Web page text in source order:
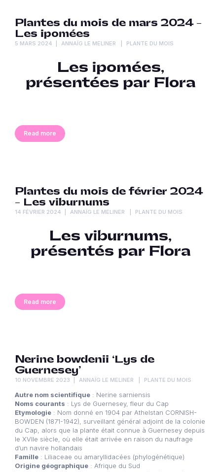
Plantes du mois de mars 2024 –
Les ipomées
5 MARS 2024 ANNAÏG LE MELINER PLANTE DU MOIS
Les ipomées,
présentées par Flora
Read more
Plantes du mois de février 2024
– Les viburnums
14 FÉVRIER 2024 ANNAÏG LE MELINER PLANTE DU MOIS
Les viburnums,
présentés par Flora
Read more
Nerine bowdenii ‘Lys de
Guernesey’
10 NOVEMBRE 2023 ANNAÏG LE MELINER PLANTE DU MOIS
Autre nom scientifique : Nerine sarniensis
Noms courants : Lys de Guernesey, fleur du Cap
Etymologie : Nom donné en 1904 par Athelstan CORNISH-
BOWDEN (1871-1942), surveillant général adjoint de la colonie
du Cap, alors que la plante était connue à Guernesey depuis
le XVIIe siècle, où elle était arrivée en raison du naufrage
d’un navire hollandais
Famille : Liliaceae ou amaryllidacées (phylogénétique)
Origine géographique : Afrique du Sud